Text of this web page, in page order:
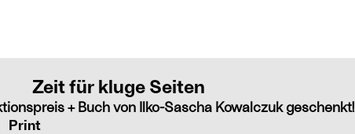
Zeit für kluge Seiten
+ Buch von Ilko-Sascha Kowalczuk geschenkt!
Print